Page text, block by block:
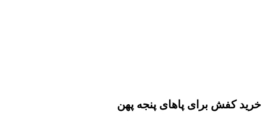
خرید کفش برای پاهای پنجه پهن